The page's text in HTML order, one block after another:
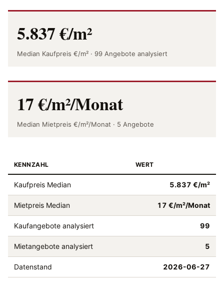
5.837 €/m²
Median Kaufpreis €/m² · 99 Angebote analysiert
17 €/m²/Monat
Median Mietpreis €/m²/Monat · 5 Angebote
KENNZAHL WERT
Kaufpreis Median 5.837 €/m²
Mietpreis Median 17 €/m²/Monat
Kaufangebote analysiert 99
Mietangebote analysiert 5
Datenstand 2026-06-27